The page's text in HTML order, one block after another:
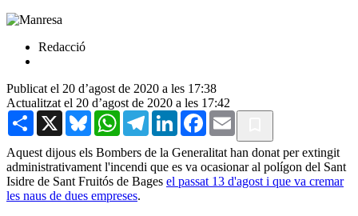
Redacció
Publicat el 20 d’agost de 2020 a les 17:38
Actualitzat el 20 d’agost de 2020 a les 17:42
Share X BlueskyWhatsAppTelegramLinkedInFacebook
Email
Aquest dijous els Bombers de la Generalitat han donat per extingit
administrativament l'incendi que es va ocasionar al polígon del Sant
Isidre de Sant Fruitós de Bages el passat 13 d'agost i que va cremar
les naus de dues empreses.